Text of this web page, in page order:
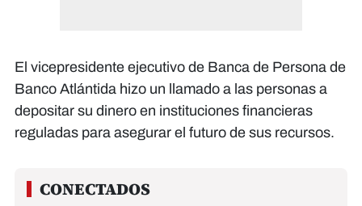
El vicepresidente ejecutivo de Banca de Persona de
Banco Atlántida hizo un llamado a las personas a
depositar su dinero en instituciones financieras
reguladas para asegurar el futuro de sus recursos.